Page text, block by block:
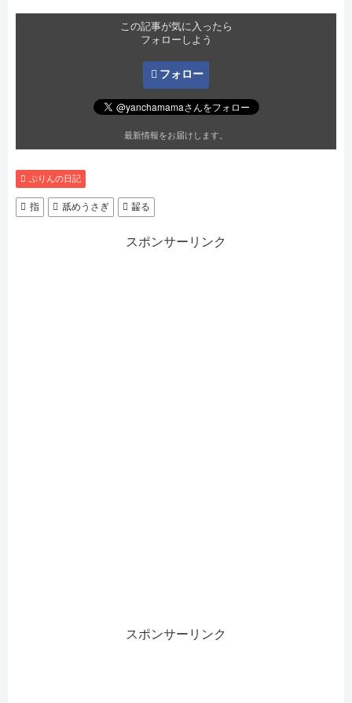
この記事が気に入ったら
フォローしよう
フォロー
最新情報をお届けします。
ぷりんの日記
指 舐めうさぎ 齧る
スポンサーリンク
スポンサーリンク